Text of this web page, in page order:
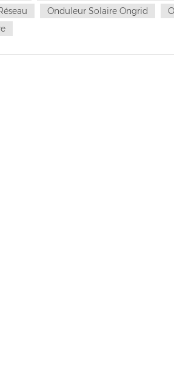
effectuées uniquement par des techniciens
photovoltaïque doivent être solidement
doivent répondre aux normes électriques
d'effectuer tout travail de maintenance,
Onduleur Solaire Ongrid